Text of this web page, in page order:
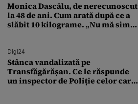
Monica Dascălu, de nerecunoscut
la 48 de ani. Cum arată după ce a
slăbit 10 kilograme. „Nu mă simt
Digi24
Stânca vandalizată pe
Transfăgărășan. Ce le răspunde
un inspector de Poliție celor care